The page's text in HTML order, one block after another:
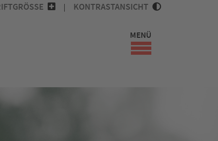
KONTRASTANSICHT
MENÜ